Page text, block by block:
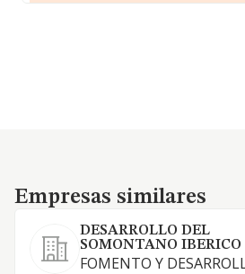
Empresas similares
Empresas similares
DESARROLLO DEL
SOMONTANO IBERICO
FOMENTO Y